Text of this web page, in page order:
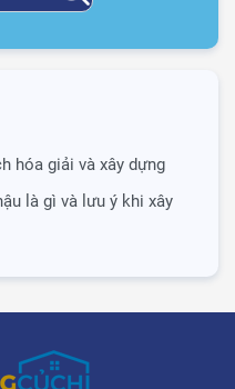
hóa giải và xây dựng
là gì và lưu ý khi xây